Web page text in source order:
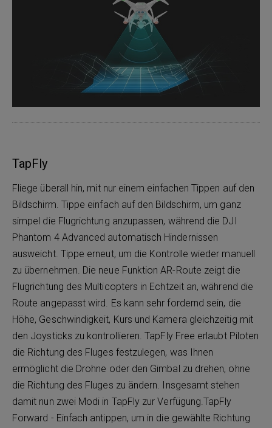
TapFly
Fliege überall hin, mit nur einem einfachen Tippen auf den
Bildschirm. Tippe einfach auf den Bildschirm, um ganz
simpel die Flugrichtung anzupassen, während die DJI
Phantom 4 Advanced automatisch Hindernissen
ausweicht. Tippe erneut, um die Kontrolle wieder manuell
zu übernehmen. Die neue Funktion AR-Route zeigt die
Flugrichtung des Multicopters in Echtzeit an, während die
Route angepasst wird. Es kann sehr fordernd sein, die
Höhe, Geschwindigkeit, Kurs und Kamera gleichzeitig mit
den Joysticks zu kontrollieren. TapFly Free erlaubt Piloten
die Richtung des Fluges festzulegen, was Ihnen
ermöglicht die Drohne oder den Gimbal zu drehen, ohne
die Richtung des Fluges zu ändern. Insgesamt stehen
damit nun zwei Modi in TapFly zur Verfügung.TapFly
Forward - Einfach antippen, um in die gewählte Richtung